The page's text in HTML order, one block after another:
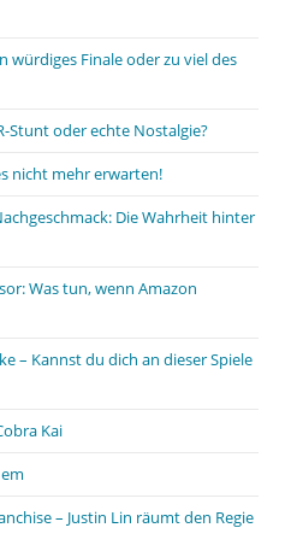
würdiges Finale oder zu viel des
Stunt oder echte Nostalgie?
nicht mehr erwarten!
Die Wahrheit hinter
Was tun, wenn Amazon
– Kannst du dich an dieser Spiele
Kai
– Justin Lin räumt den Regie